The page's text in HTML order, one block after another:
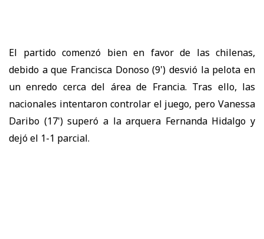
El partido comenzó bien en favor de las chilenas,
debido a que Francisca Donoso (9') desvió la pelota en
un enredo cerca del área de Francia. Tras ello, las
nacionales intentaron controlar el juego, pero Vanessa
Daribo (17') superó a la arquera Fernanda Hidalgo y
dejó el 1-1 parcial.